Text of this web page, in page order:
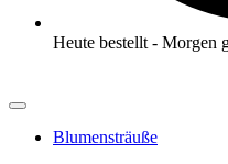
Heute bestellt - Morgen
Blumensträuße